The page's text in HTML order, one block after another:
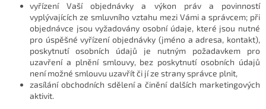
vyřízení Vaší objednávky a výkon práv a povinností
vyplývajících ze smluvního vztahu mezi Vámi a správcem; při
objednávce jsou vyžadovány osobní údaje, které jsou nutné
pro úspěšné vyřízení objednávky (jméno a adresa, kontakt),
poskytnutí osobních údajů je nutným požadavkem pro
uzavření a plnění smlouvy, bez poskytnutí osobních údajů
není možné smlouvu uzavřít či jí ze strany správce plnit,
zasílání obchodních sdělení a činění dalších marketingových
aktivit.